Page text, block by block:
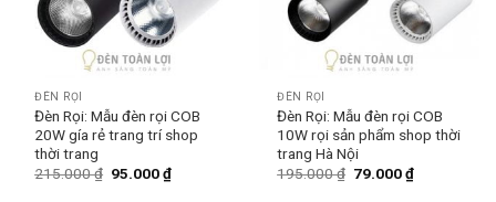
ĐÈN RỌI
Đèn Rọi: Mẫu đèn rọi COB
20W gía rẻ trang trí shop
thời trang
215.000₫ 95.000₫
ĐÈN RỌI
Đèn Rọi: Mẫu đèn rọi COB
10W rọi sản phẩm shop thời
trang Hà Nội
195.000₫ 79.000₫